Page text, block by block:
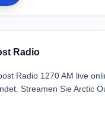
Radio
Radio 1270 AM live
Streamen Sie Arctic